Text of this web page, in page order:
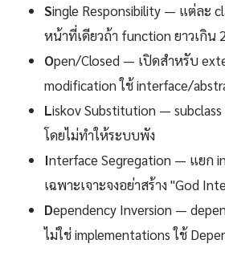
Single Responsibility — แต่ละ
หน้าที่เดียวถ้า function ยาวเกิน
Open/Closed — เปิดสำหรับ
modification ใช้ interface/
Liskov Substitution —
โดยไม่ทำให้ระบบพัง
Interface Segregation — แยก
เฉพาะเจาะจงอย่าสร้าง "God
Dependency Inversion —
ไม่ใช่ implementations ใช้